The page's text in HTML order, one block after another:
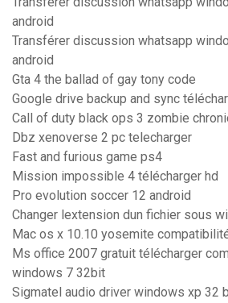
android
Transférer discussion whatsapp
android
Gta 4 the ballad of gay tony code
Google drive backup and sync
Call of duty black ops 3 zombie
Dbz xenoverse 2 pc telecharger
Fast and furious game ps4
Mission impossible 4 télécharger hd
Pro evolution soccer 12 android
Changer lextension dun fichier sous
Mac os x 10.10 yosemite
Ms office 2007 gratuit télécharger
windows 7 32bit
Sigmatel audio driver windows xp 32